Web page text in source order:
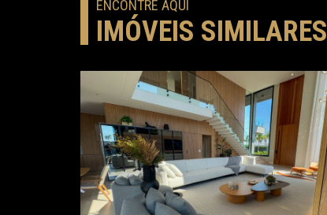
ENCONTRE AQUI
IMÓVEIS SIMILARES